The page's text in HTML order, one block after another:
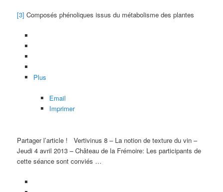
[3] Composés phénoliques issus du métabolisme des plantes
Plus
Email
Imprimer
Partager l’article !
Vertivinus 8 – La notion de texture du vin –
Jeudi 4 avril 2013 – Château de la Frémoire: Les participants de
cette séance sont conviés …